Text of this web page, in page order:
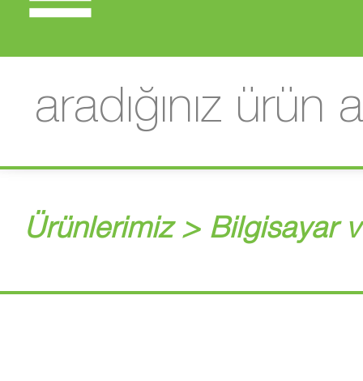
Ürünlerimiz > Bilgisayar